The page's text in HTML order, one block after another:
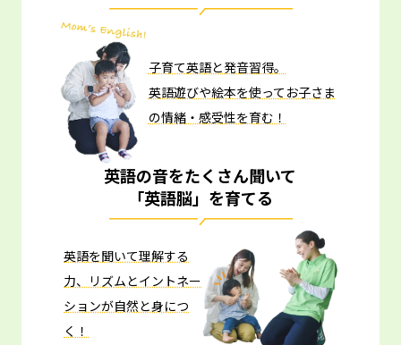
子育て英語と発音習得。
英語遊びや絵本を使ってお子さま
の情緒・感受性を育む！
英語の音をたくさん聞いて
「英語脳」を育てる
英語を聞いて理解する
力、リズムとイントネー
ションが自然と身につ
く！